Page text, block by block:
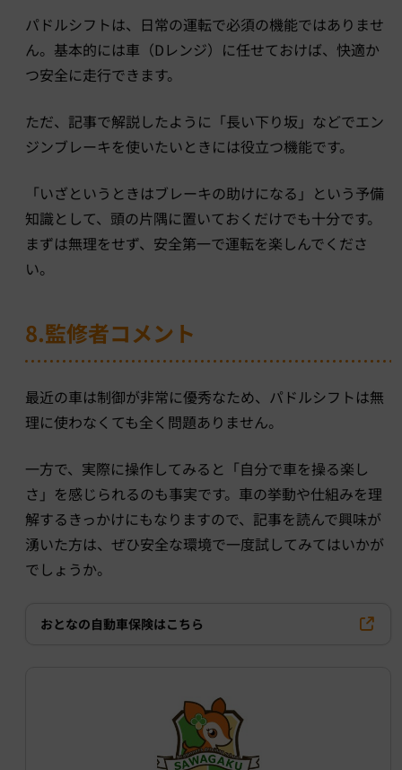
パドルシフトは、日常の運転で必須の機能ではありませ
ん。基本的には車（Dレンジ）に任せておけば、快適か
つ安全に走行できます。
ただ、記事で解説したように「長い下り坂」などでエン
ジンブレーキを使いたいときには役立つ機能です。
「いざというときはブレーキの助けになる」という予備
知識として、頭の片隅に置いておくだけでも十分です。
まずは無理をせず、安全第一で運転を楽しんでくださ
い。
8.監修者コメント
最近の車は制御が非常に優秀なため、パドルシフトは無
理に使わなくても全く問題ありません。
一方で、実際に操作してみると「自分で車を操る楽し
さ」を感じられるのも事実です。車の挙動や仕組みを理
解するきっかけにもなりますので、記事を読んで興味が
湧いた方は、ぜひ安全な環境で一度試してみてはいかが
でしょうか。
おとなの自動車保険はこちら